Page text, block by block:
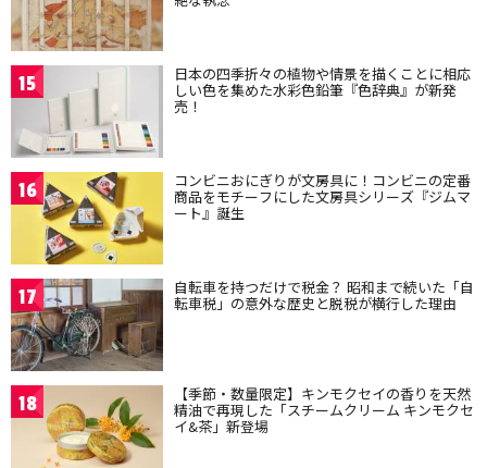
15 日本の四季折々の植物や情景を描くことに相応
しい色を集めた水彩色鉛筆『色辞典』が新発
売！
16 コンビニおにぎりが文房具に！コンビニの定番
商品をモチーフにした文房具シリーズ『ジムマ
ート』誕生
17 自転車を持つだけで税金？ 昭和まで続いた「自
転車税」の意外な歴史と脱税が横行した理由
18 【季節・数量限定】キンモクセイの香りを天然
精油で再現した「スチームクリーム キンモクセ
イ&茶」新登場